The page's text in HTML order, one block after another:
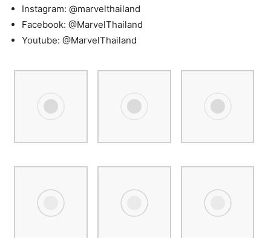
Instagram: @marvelthailand
Facebook: @MarvelThailand
Youtube: @MarvelThailand